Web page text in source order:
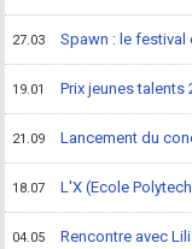
27.03 Spawn : le festival
19.01 Prix jeunes talents
21.09 Lancement du
18.07 L'X (Ecole
04.05
Rencontre avec